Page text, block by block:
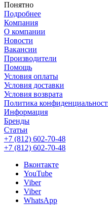
Понятно
Подробнее
Компания
О компании
Новости
Вакансии
Производители
Помощь
Условия оплаты
Условия доставки
Условия возврата
Политика
Информация
Бренды
Статьи
+7 (812) 602-70-48
+7 (812) 602-70-48
Вконтакте
YouTube
Viber
Viber
WhatsApp